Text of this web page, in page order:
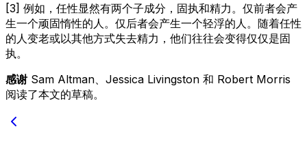
[3] 例如，任性显然有两个子成分，固执和精力。仅前者会产
生一个顽固惰性的人。仅后者会产生一个轻浮的人。随着任性
的人变老或以其他方式失去精力，他们往往会变得仅仅是固
执。
感谢 Sam Altman、Jessica Livingston 和 Robert Morris
阅读了本文的草稿。